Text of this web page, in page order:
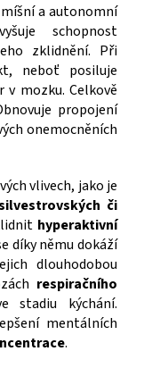
a autonomní
schopnost
zklidnění. Při
neboť posiluje
mozku. Celkově
propojení
onemocněních
vlivech, jako je
či
hyperaktivní
díky němu dokáží
dlouhodobou
respiračního
stadiu kýchání.
mentálních
.